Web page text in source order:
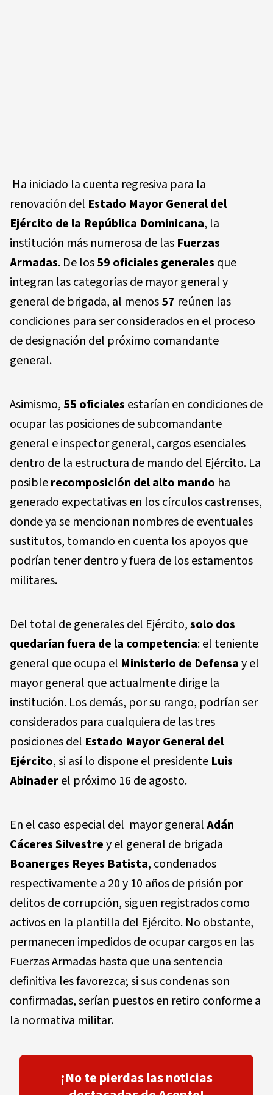
Ha iniciado la cuenta regresiva para la
renovación del Estado Mayor General del
Ejército de la República Dominicana, la
institución más numerosa de las Fuerzas
Armadas. De los59 oficiales generales que
integran las categorías de mayor general y
general de brigada, al menos57 reúnen las
condiciones para ser considerados en el proceso
de designación del próximo comandante
general.
Asimismo, 55 oficiales estarían en condiciones de
ocupar las posiciones de subcomandante
general e inspector general, cargos esenciales
dentro de la estructura de mando del Ejército. La
posiblerecomposición del alto mando ha
generado expectativas en los círculos castrenses,
donde ya se mencionan nombres de eventuales
sustitutos, tomando en cuenta los apoyos que
podrían tener dentro y fuera de los estamentos
militares.
Del total de generales del Ejército,solo dos
quedarían fuera de la competencia: el teniente
general que ocupa el Ministerio de Defensay el
mayor general que actualmente dirige la
institución. Los demás, por su rango, podrían ser
considerados para cualquiera de las tres
posiciones del Estado Mayor General del
Ejército, si así lo dispone el presidente Luis
Abinaderel próximo 16 de agosto.
En el caso especial del mayor generalAdán
Cáceres Silvestrey el general de brigada
Boanerges Reyes Batista, condenados
respectivamente a 20 y 10 años de prisión por
delitos de corrupción, siguen registrados como
activos en la plantilla del Ejército. No obstante,
permanecen impedidos de ocupar cargos en las
Fuerzas Armadas hasta que una sentencia
definitiva les favorezca; si sus condenas son
confirmadas, serían puestos en retiro conforme a
la normativa militar.
¡No te pierdas las noticias